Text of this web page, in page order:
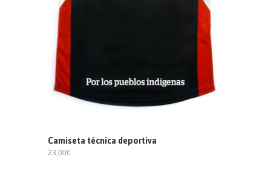
Camiseta técnica deportiva
23,00€